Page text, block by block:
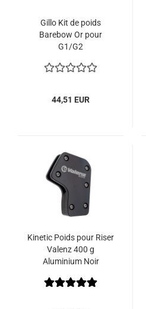
Gillo Kit de poids
Barebow Or pour
G1/G2
44,51 EUR
Kinetic Poids pour Riser
Valenz 400 g
Aluminium Noir